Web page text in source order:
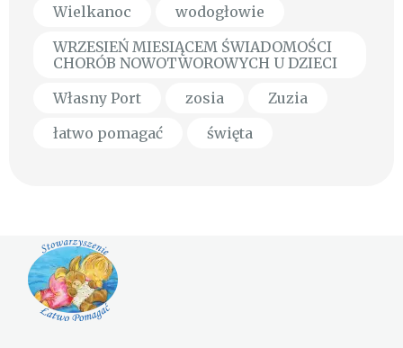
Wielkanoc
wodogłowie
WRZESIEŃ MIESIĄCEM ŚWIADOMOŚCI
CHORÓB NOWOTWOROWYCH U DZIECI
Własny Port
zosia
Zuzia
łatwo pomagać
święta